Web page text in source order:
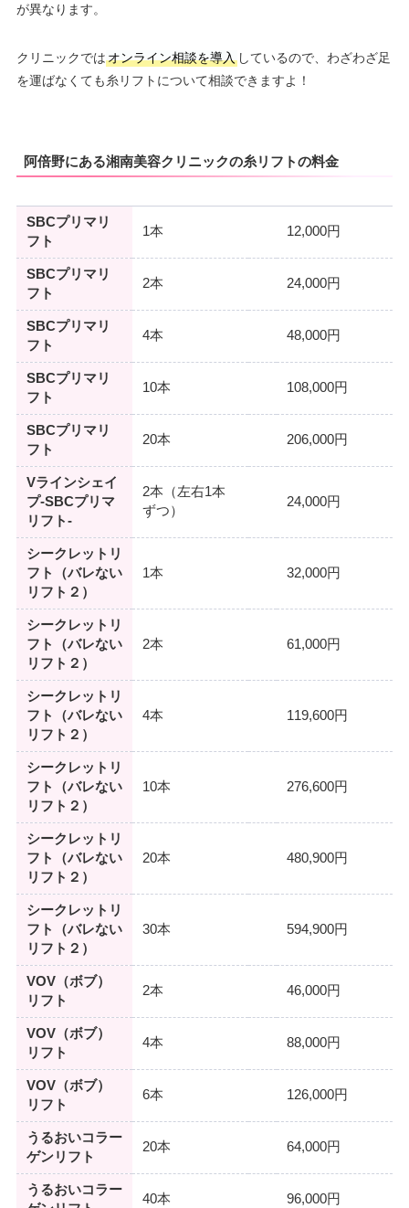
が異なります。
クリニックではオンライン相談を導入しているので、わざわざ足
を運ばなくても糸リフトについて相談できますよ！
阿倍野にある湘南美容クリニックの糸リフトの料金
SBCプリマリ
フト
1本 12,000円
SBCプリマリ
フト
2本 24,000円
SBCプリマリ
フト
4本 48,000円
SBCプリマリ
フト
10本 108,000円
SBCプリマリ
フト
20本 206,000円
Vラインシェイ
プ-SBCプリマ
リフト-
2本（左右1本
ずつ）
24,000円
シークレットリ
フト（バレない
リフト２）
1本 32,000円
シークレットリ
フト（バレない
リフト２）
2本 61,000円
シークレットリ
フト（バレない
リフト２）
4本 119,600円
シークレットリ
フト（バレない
リフト２）
10本 276,600円
シークレットリ
フト（バレない
リフト２）
20本 480,900円
シークレットリ
フト（バレない
リフト２）
30本 594,900円
VOV（ボブ）
リフト
2本 46,000円
VOV（ボブ）
リフト
4本 88,000円
VOV（ボブ）
リフト
6本 126,000円
うるおいコラー
ゲンリフト
20本 64,000円
うるおいコラー
40本 96,000円